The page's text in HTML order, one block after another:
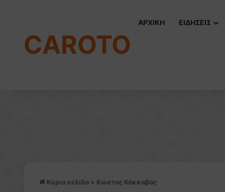
CAROTO
ΑΡΧΙΚΗ ΕΙΔΗΣΕΙΣ
Κύρια σελίδα > Κώστας Κάκκαβας